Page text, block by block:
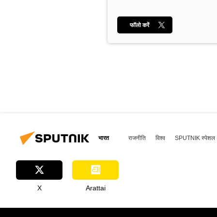
फॉलो करें
भारत राजनीति विश्व SPUTNIK स्पेशल
X Arattai